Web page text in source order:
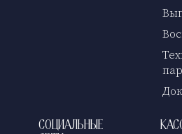
Социальные